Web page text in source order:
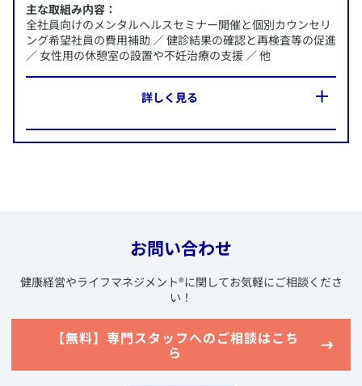
​この企業のWebサイトへ
主な取組み内容：
全社員向けのメンタルヘルスセミナー開催と個別カウンセリ
ング希望社員の費用補助 ／ 健診結果の確認と再検査等の促進
／ 女性用の休憩室の設置や不妊治療の支援 ／ 他
​詳しく見る
・女性用の休憩室の設置や不妊治療の支援
お問い合わせ
​健康経営やライフマネジメント®に関してお気軽にご相談くださ
い！
​【無料】専門スタッフへのご相談はこち
ら